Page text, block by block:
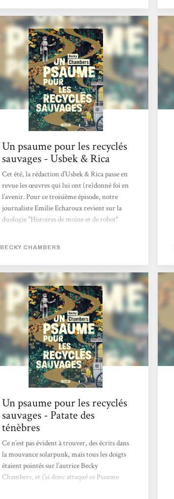
1970... Eh bien réjouissez-vous, car l'œuvre
de Becky Chambers est faite pour vous.
Cette autrice américaine connaît un
véritable engouement. Chez elle, pas de
zombies comme dans The Walking Dead, ni
d'ultraviolence à La Servante écarlate. Becky
Chambers...
Un psaume pour les recyclés
sauvages - Usbek & Rica
Cet été, la rédaction d’Usbek & Rica passe en
revue les œuvres qui lui ont (re)donné foi en
l’avenir. Pour ce troisième épisode, notre
journaliste Emilie Echaroux revient sur la
duologie "Histoires de moine et de robot"
apaisante. Juché sur la montagne de
bouquins en attente d’être feuilletés, Un
psaume pour les recyclés sauvages avait de
quoi se démarquer du reste de l’arrivage
livresque adressé à la rédaction...
BECKY CHAMBERS
Un psaume pour les recyclés
sauvages - Patate des
ténèbres
Ce n’est pas évident à trouver, des écrits dans
la mouvance solarpunk, mais tous les doigts
étaient pointés sur l’autrice Becky
Chambers, et j’ai donc attaqué ce Psaume